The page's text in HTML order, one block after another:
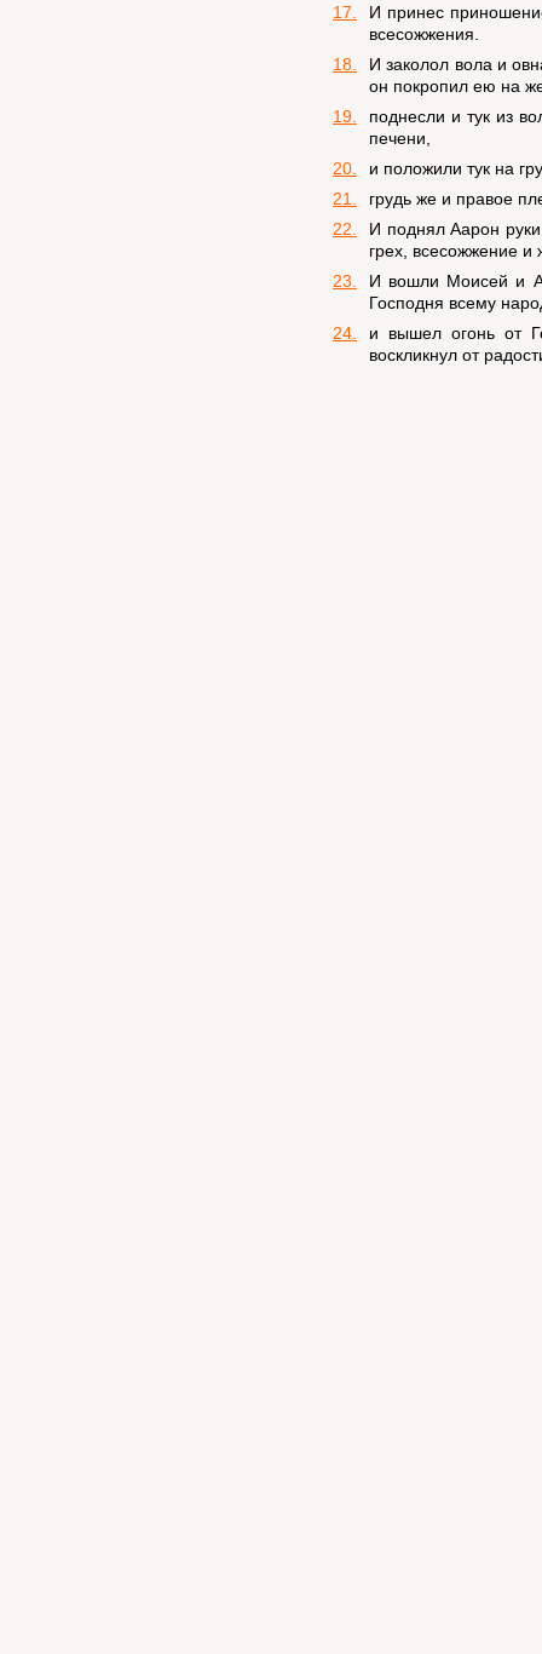
17.
И принес
всесожжения.
18.
И заколол вола и
он покропил ею на
19.
поднесли и тук из
печени,
20.
и положили тук на
21.
грудь же и правое
22.
И поднял Аарон
грех, всесожжение
23.
И вошли Моисей и
Господня всему
24.
и вышел огонь от
воскликнул от